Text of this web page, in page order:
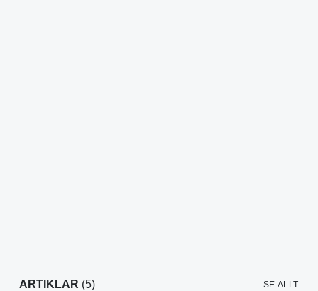
ARTIKLAR (5) SE ALLT